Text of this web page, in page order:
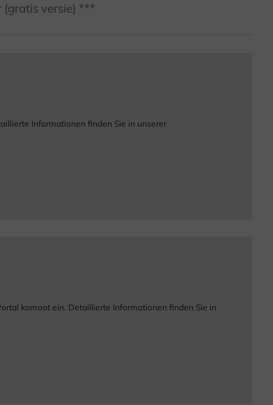
versie) ***
Informationen finden Sie in unserer
komoot ein. Detaillierte Informationen finden Sie in